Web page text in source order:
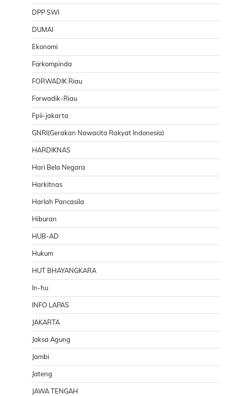
DPP SWI
DUMAI
Ekonomi
Forkompinda
FORWADIK Riau
Forwadik-Riau
Fpii-jakarta
GNRI(Gerakan Nawacita Rakyat Indonesia)
HARDIKNAS
Hari Bela Negara
Harkitnas
Harlah Pancasila
Hiburan
HUB-AD
Hukum
HUT BHAYANGKARA
In-hu
INFO LAPAS
JAKARTA
Jaksa Agung
Jambi
Jateng
JAWA TENGAH